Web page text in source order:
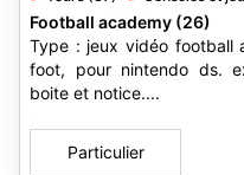
Football academy (26)
Type : jeux vidéo football
foot, pour nintendo ds.
boite et notice....
Particulier